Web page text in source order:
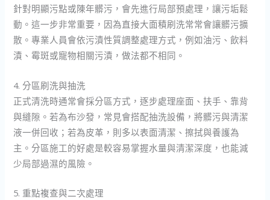
針對明顯污點或陳年髒污，會先進行局部預處理，讓污垢鬆
動。這一步非常重要，因為直接大面積刷洗常常會讓髒污擴
散。專業人員會依污漬性質調整處理方式，例如油污、飲料
漬、霉斑或寵物相關污漬，做法都不相同。
4. 分區刷洗與抽洗
正式清洗時通常會採分區方式，逐步處理座面、扶手、靠背
與縫隙。若為布沙發，常見會搭配抽洗設備，將髒污與清潔
液一併回收；若為皮革，則多以表面清潔、擦拭與養護為
主。分區施工的好處是較容易掌握水量與清潔深度，也能減
少局部過濕的風險。
5. 重點複查與二次處理